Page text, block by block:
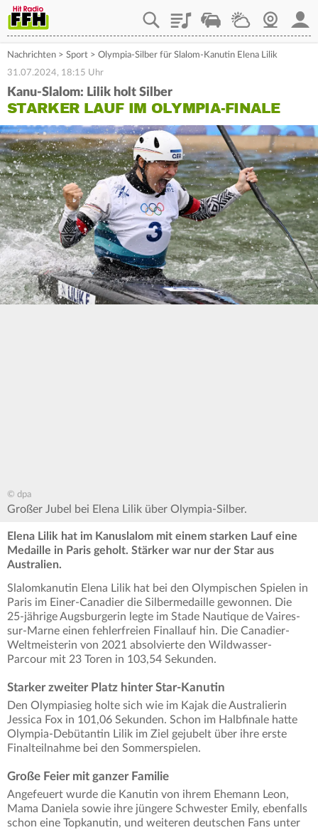
PlaylistStaupilotWetterWebcam
Nachrichten > Sport > Olympia-Silber für Slalom-Kanutin Elena Lilik
31.07.2024, 18:15 Uhr
Kanu-Slalom: Lilik holt Silber
STARKER LAUF IM OLYMPIA-FINALE
© dpa
Großer Jubel bei Elena Lilik über Olympia-Silber.
Elena Lilik hat im Kanuslalom mit einem starken Lauf eine
Medaille in Paris geholt. Stärker war nur der Star aus
Australien.
Slalomkanutin Elena Lilik hat bei den Olympischen Spielen in
Paris im Einer-Canadier die Silbermedaille gewonnen. Die
25-jährige Augsburgerin legte im Stade Nautique de Vaires-
sur-Marne einen fehlerfreien Finallauf hin. Die Canadier-
Weltmeisterin von 2021 absolvierte den Wildwasser-
Parcour mit 23 Toren in 103,54 Sekunden.
Starker zweiter Platz hinter Star-Kanutin
Den Olympiasieg holte sich wie im Kajak die Australierin
Jessica Fox in 101,06 Sekunden. Schon im Halbfinale hatte
Olympia-Debütantin Lilik im Ziel gejubelt über ihre erste
Finalteilnahme bei den Sommerspielen.
Große Feier mit ganzer Familie
Angefeuert wurde die Kanutin von ihrem Ehemann Leon,
Mama Daniela sowie ihre jüngere Schwester Emily, ebenfalls
schon eine Topkanutin, und weiteren deutschen Fans unter